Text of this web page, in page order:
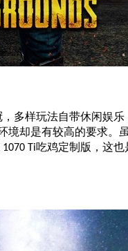
多样玩法自带休闲娱乐
境却是有较高的要求。
1070 Ti吃鸡定制版，这